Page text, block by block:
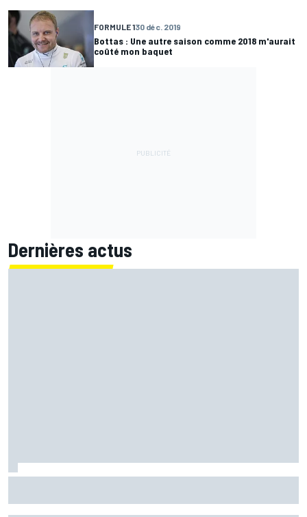
FORMULE 130 déc. 2019
Bottas : Une autre saison comme 2018 m'aurait
coûté mon baquet
Dernières actus